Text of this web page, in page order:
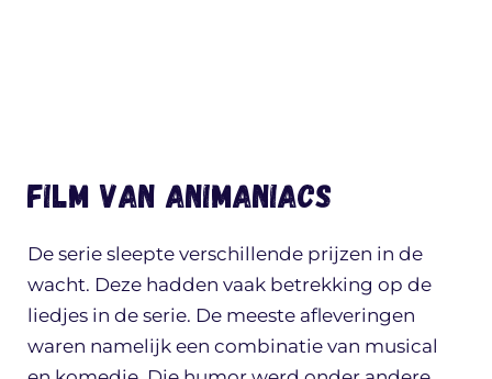
Film van Animaniacs
De serie sleepte verschillende prijzen in de
wacht. Deze hadden vaak betrekking op de
liedjes in de serie. De meeste afleveringen
waren namelijk een combinatie van musical